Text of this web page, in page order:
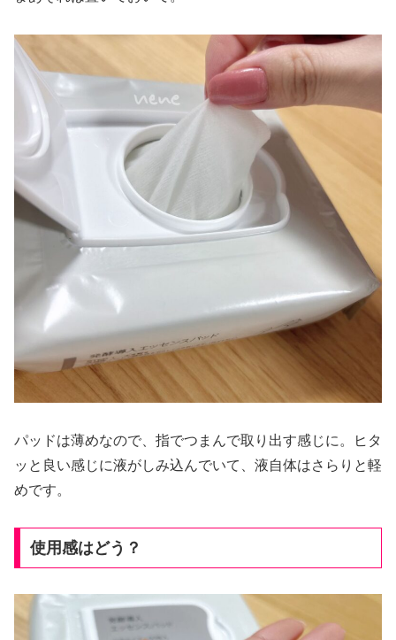
パッドは薄めなので、指でつまんで取り出す感じに。ヒタ
ッと良い感じに液がしみ込んでいて、液自体はさらりと軽
めです。
使用感はどう？